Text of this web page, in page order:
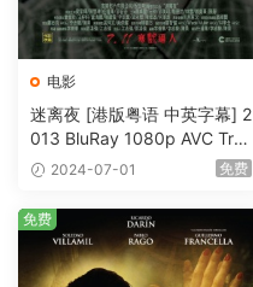
电影
迷离夜 [港版粤语 中英字幕] 2
013 BluRay 1080p AVC Tru
eHD5.1 [BDISO 22.64GB]
2024-07-01 免费
免费